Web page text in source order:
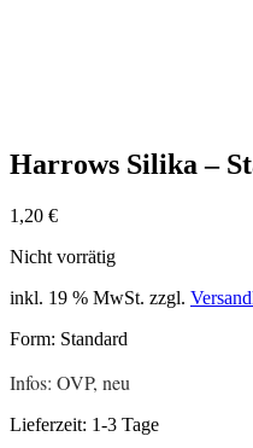
Harrows Silika –
1,20 €
Nicht vorrätig
inkl. 19 % MwSt. zzgl.
Form: Standard
Infos: OVP, neu
Lieferzeit: 1-3 Tage